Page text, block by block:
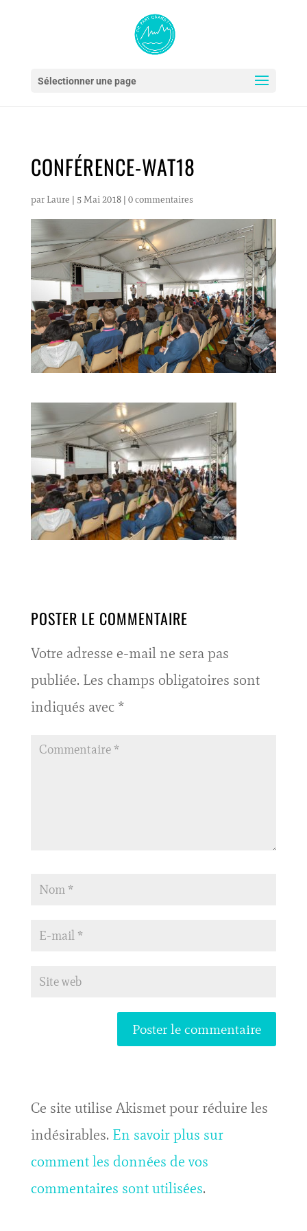
Sélectionner une page
CONFÉRENCE-WAT18
par Laure | 5 Mai 2018| 0 commentaires
POSTER LE COMMENTAIRE
Votre adresse e-mail ne sera pas
publiée. Les champs obligatoires sont
indiqués avec *
Ce site utilise Akismet pour réduire les
indésirables. En savoir plus sur
comment les données de vos
commentaires sont utilisées.